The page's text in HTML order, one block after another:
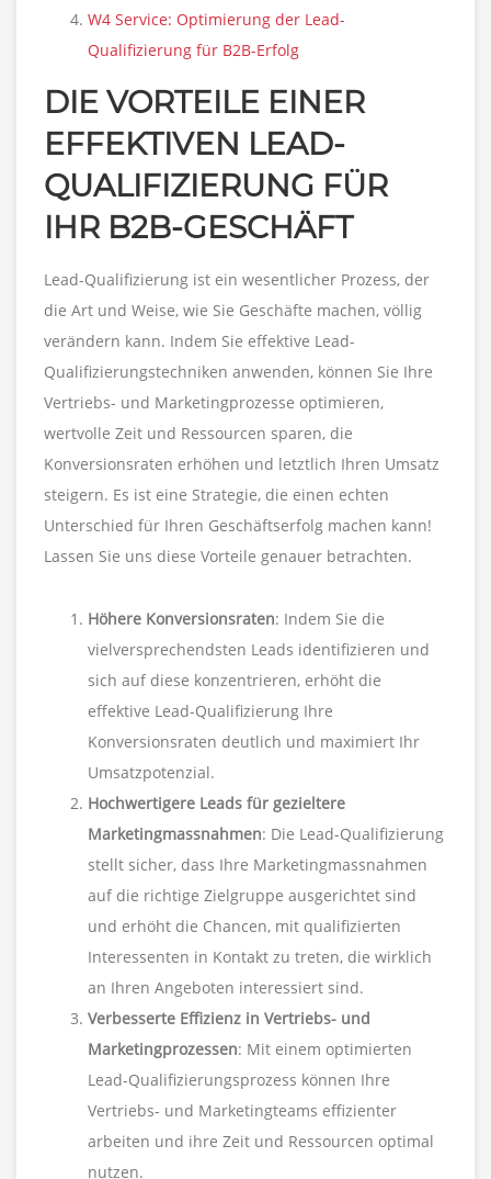
W4 Service: Optimierung der Lead-
Qualifizierung für B2B-Erfolg
DIE VORTEILE EINER
EFFEKTIVEN LEAD-
QUALIFIZIERUNG FÜR
IHR B2B-GESCHÄFT
Lead-Qualifizierung ist ein wesentlicher Prozess, der
die Art und Weise, wie Sie Geschäfte machen, völlig
verändern kann. Indem Sie effektive Lead-
Qualifizierungstechniken anwenden, können Sie Ihre
Vertriebs- und Marketingprozesse optimieren,
wertvolle Zeit und Ressourcen sparen, die
Konversionsraten erhöhen und letztlich Ihren Umsatz
steigern. Es ist eine Strategie, die einen echten
Unterschied für Ihren Geschäftserfolg machen kann!
Lassen Sie uns diese Vorteile genauer betrachten.
Höhere Konversionsraten: Indem Sie die
vielversprechendsten Leads identifizieren und
sich auf diese konzentrieren, erhöht die
effektive Lead-Qualifizierung Ihre
Konversionsraten deutlich und maximiert Ihr
Umsatzpotenzial.
Hochwertigere Leads für gezieltere
Marketingmassnahmen: Die Lead-Qualifizierung
stellt sicher, dass Ihre Marketingmassnahmen
auf die richtige Zielgruppe ausgerichtet sind
und erhöht die Chancen, mit qualifizierten
Interessenten in Kontakt zu treten, die wirklich
an Ihren Angeboten interessiert sind.
Verbesserte Effizienz in Vertriebs- und
Marketingprozessen: Mit einem optimierten
Lead-Qualifizierungsprozess können Ihre
Vertriebs- und Marketingteams effizienter
arbeiten und ihre Zeit und Ressourcen optimal
nutzen.